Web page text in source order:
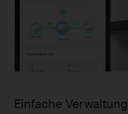
Einfache Verwaltung